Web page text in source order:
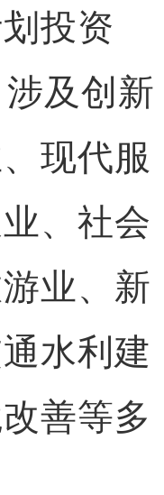
投资
及创新
现代服
、社会
业、新
水利建
善等多